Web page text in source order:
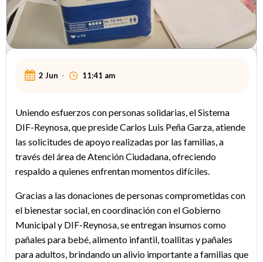
2 Jun - 11:41 am
Uniendo esfuerzos con personas solidarias, el Sistema
DIF-Reynosa, que preside Carlos Luis Peña Garza, atiende
las solicitudes de apoyo realizadas por las familias, a
través del área de Atención Ciudadana, ofreciendo
respaldo a quienes enfrentan momentos difíciles.
Gracias a las donaciones de personas comprometidas con
el bienestar social, en coordinación con el Gobierno
Municipal y DIF-Reynosa, se entregan insumos como
pañales para bebé, alimento infantil, toallitas y pañales
para adultos, brindando un alivio importante a familias que